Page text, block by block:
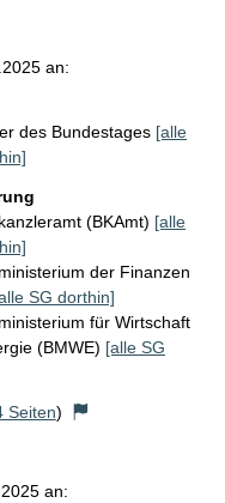
an:
des Bundestages [alle
(BKAmt) [alle
der Finanzen
SG dorthin]
für Wirtschaft
(BMWE) [alle SG
Seiten)
an: